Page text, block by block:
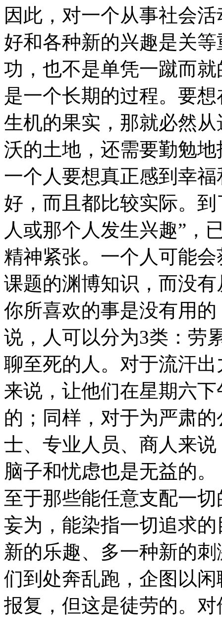
因此，对一个从事社会
好和各种新的兴趣是关
功，也不是单凭一蹴而
是一个长期的过程。要
生机的果实，那就必然
沃的土地，还需要勤勉地
一个人要想真正感到幸
好，而且都比较实际。
人或那个人发生兴趣”，
精神紧张。一个人可能
课题的渊博知识，而没
你所喜欢的事是没有用
说，人可以分为3类：劳
聊至死的人。对于流汗
来说，让他们在星期六
的；同样，对于为严肃
士、专业人员、商人来
脑子和忧虑也是无益的。
至于那些能任意支配一
妄为，能染指一切追求
新的乐趣、多一种新的
们到处奔乱跑，企图以
报复，但这是徒劳的。